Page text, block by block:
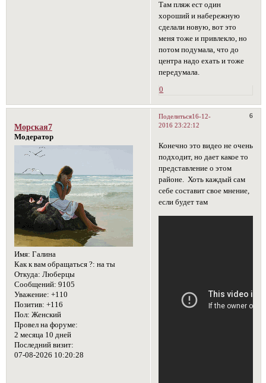
Там пляж ест один
хороший и набережную
сделали новую, вот это
меня тоже и привлекло, но
потом подумала, что до
центра надо ехать и тоже
передумала.
0
Поделиться 6
16-12-
2016 23:22:12
Морская7
Модератор
Имя: Галина
Как к вам обращаться ?: на ты
Откуда: Люберцы
Сообщений: 9105
Уважение: +110
Позитив: +116
Пол: Женский
Провел на форуме:
2 месяца 10 дней
Последний визит:
07-08-2026 10:20:28
Конечно это видео не очень
подходит, но дает какое то
представление о этом
районе. Хоть каждый сам
себе составит свое мнение,
если будет там